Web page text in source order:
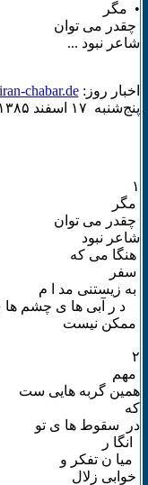
• مگر
چقدر می توان
شاعر نبود ...
اخبار روز:chabar.de
پنج‌شنبه ۱۷ اسفند ۱٣٨۵ - ٨ مارس ۲۰۰۷
۱
مگر
چقدر می توان
شاعر نبود
هنگا می که
سفر
به زیستنی مد ا م
د ر آبی ها ی چشم ها
ممکن نیست
۲
مهم
همین گربه هایی ست
که
در سقوط ها ی تو
انگا ر
میا ن تفکر و
خوابی زلال